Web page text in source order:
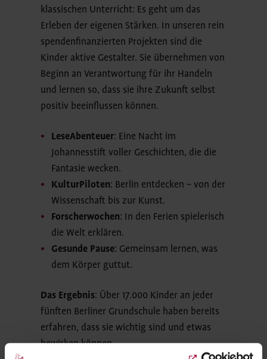
klassischen Unterricht: Es geht um das
Erleben der eigenen Stärken. In unseren rein
spendenfinanzierten Projekten sind die
Kinder aktive Gestalter. Sie übernehmen von
Beginn an Verantwortung für ihr Handeln
und lernen so, dass sie ihre Zukunft selbst
positiv beeinflussen können.
LeseAbenteuer: Eine Nacht im
Johannesstift voller Geschichten, die die
Fantasie wecken.
KulturPiloten: Berlin entdecken – von der
Wissenschaft bis zur Kunst.
Forscherwochen: In den Ferien spielerisch
die Welt erklären.
Gesunde Pause: Gemeinsam lernen, was
dem Körper guttut.
Das Ergebnis: Über 17.000 Kinder an jeder
fünften Berliner Grundschule haben bereits
erfahren, dass sie wichtig sind und etwas
bewirken können.